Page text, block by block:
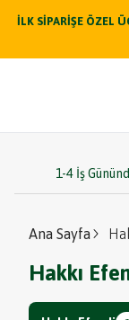
İLK SİPARİŞE ÖZEL
1-4 İş
Ana Sayfa
Hakkı